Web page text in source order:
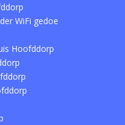
WiFi gedoe
Hoofddorp